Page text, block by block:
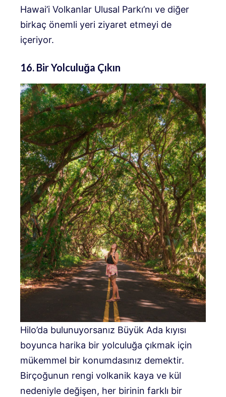
Hawai’i Volkanlar Ulusal Parkı’nı ve diğer
birkaç önemli yeri ziyaret etmeyi de
içeriyor.
16. Bir Yolculuğa Çıkın
Hilo’da bulunuyorsanız Büyük Ada kıyısı
boyunca harika bir yolculuğa çıkmak için
mükemmel bir konumdasınız demektir.
Birçoğunun rengi volkanik kaya ve kül
nedeniyle değişen, her birinin farklı bir